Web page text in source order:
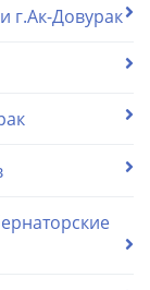
г.Ак-Довурак